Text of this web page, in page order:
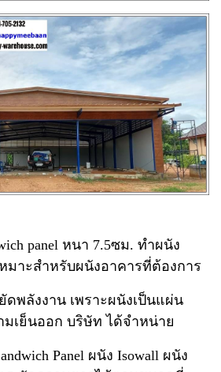
หนา 7.5ซม. ทำผนัง
มาะสำหรับผนังอาคารที่ต้องการ
ดพลังงาน เพราะผนังเป็นแผ่น
เย็นออก บริษัท ได้จำหน่าย
Panel ผนัง Isowall ผนัง